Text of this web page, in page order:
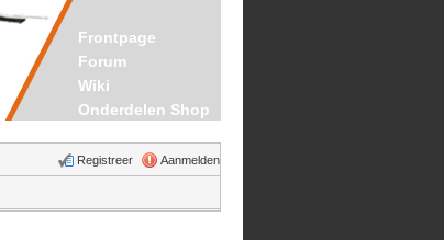
Frontpage
Forum
Wiki
Onderdelen Shop
Aanmelden
Registreer